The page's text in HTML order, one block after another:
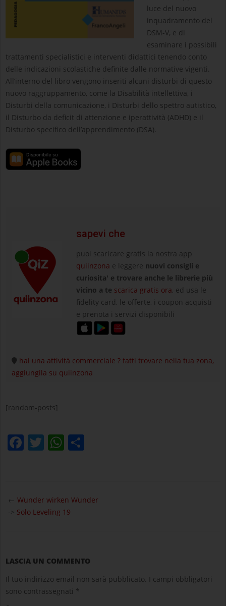
luce del nuovo
inquadramento del
DSM-V, e di
esaminare i possibili
trattamenti specialistici e interventi didattici tenendo conto
delle indicazioni scolastiche definite dalle normative vigenti.
All’interno del libro vengono inseriti alcuni disturbi di questo
nuovo raggruppamento, come la Disabilità intellettiva, i
Disturbi della comunicazione, i Disturbi dello spettro autistico,
il Disturbo da deficit di attenzione e iperattività (ADHD) e il
Disturbo specifico dell’apprendimento (DSA).
sapevi che
puoi scaricare gratis la nostra app
quiinzona e leggere nuovi consigli e
curiosita' e trovare anche le librerie più
vicino a te scarica gratis ora, ed usa le
fidelity card, le offerte, i coupon acquisti
e prenota i servizi disponibili
hai una attività commerciale ? fatti trovare nella tua zona,
aggiungila su quiinzona
[random-posts]
Facebook
TwitterWhatsApp
04-
03
← Wunder wirken Wunder
-> Solo Leveling 19
LASCIA UN COMMENTO
Il tuo indirizzo email non sarà pubblicato.
I campi obbligatori
sono contrassegnati *